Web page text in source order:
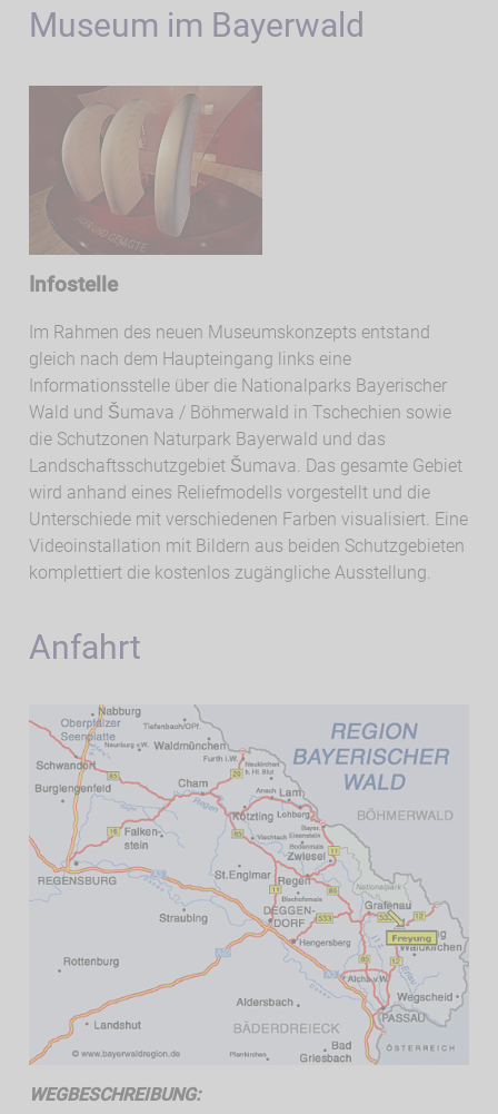
Museum im Bayerwald
Infostelle
Im Rahmen des neuen Museumskonzepts entstand
gleich nach dem Haupteingang links eine
Informationsstelle über die Nationalparks Bayerischer
Wald und Šumava / Böhmerwald in Tschechien sowie
die Schutzonen Naturpark Bayerwald und das
Landschaftsschutzgebiet Šumava. Das gesamte Gebiet
wird anhand eines Reliefmodells vorgestellt und die
Unterschiede mit verschiedenen Farben visualisiert. Eine
Videoinstallation mit Bildern aus beiden Schutzgebieten
komplettiert die kostenlos zugängliche Ausstellung.
Anfahrt
WEGBESCHREIBUNG: